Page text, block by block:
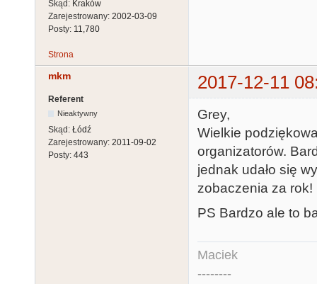
Skąd: Kraków
Zarejestrowany: 2002-03-09
Posty: 11,780
Strona
mkm 2017-12-11
Referent
Nieaktywny
Skąd: Łódź
Zarejestrowany: 2011-09-02
Posty: 443
Grey,
Wielkie
organizatorów.
jednak udało się
zobaczenia za rok!
PS Bardzo ale to
Maciek
--------